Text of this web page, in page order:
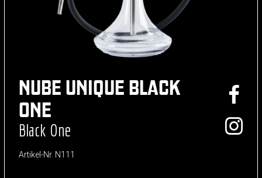
NUBE UNIQUE BLACK
ONE
Black One
Artikel-Nr. N111